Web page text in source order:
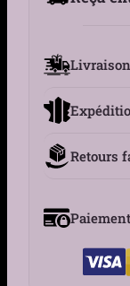
Retours